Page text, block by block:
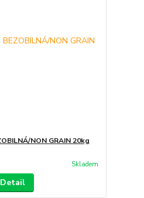
NON GRAIN 20kg
Skladem
Detail